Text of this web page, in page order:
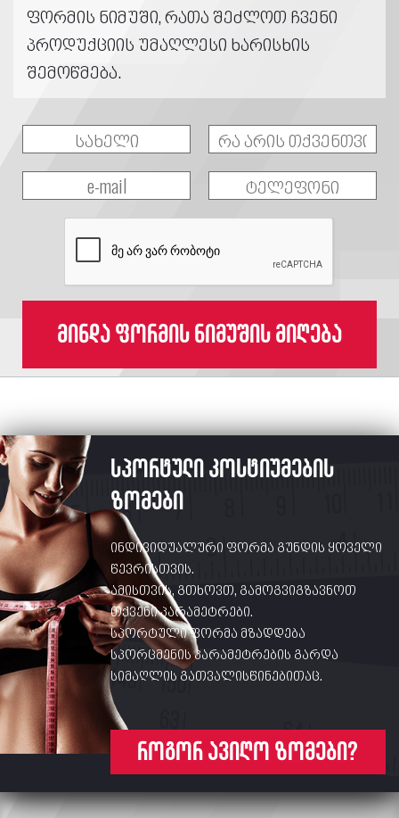
ფორმის ნიმუში, რათა შეძლოთ ჩვენი
პროდუქციის უმაღლესი ხარისხის
შემოწმება.
მინდა ფორმის ნიმუშის მიღება
სპორტული კოსტიუმების
ზომები
ინდივიდუალური ფორმა გუნდის ყოველი
წევრისთვის.
ამისთვის, გთხოვთ, გამოგვიგზავნოთ
თქვენი პარამეტრები.
სპორტული ფორმა მზადდება
სპორცმენის პარამეტრების გარდა
სიმაღლის გათვალისწინებითაც.
როგორ ავიღო ზომები?